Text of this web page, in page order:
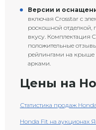
Версии и
включая Crosstar с
роскошной отделкой,
вкусу. Комплектация
положительные
рейлингами на
арками.
Цены на
Статистика продаж
Honda Fit на аукционах